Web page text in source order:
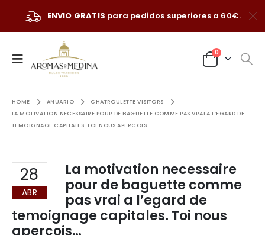
ENVIO GRATIS para pedidos superiores a 60€.
0
HOME ANUARIO
CHATROULETTE VISITORS
LA MOTIVATION NECESSAIRE POUR DE BAGUETTE COMME PAS VRAI A L’EGARD DE
TEMOIGNAGE CAPITALES. TOI NOUS APERCOIS…
28
ABR
La motivation necessaire
pour de baguette comme
pas vrai a l’egard de
temoignage capitales. Toi nous
apercois…